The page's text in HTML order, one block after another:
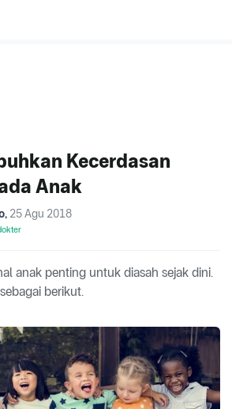
Kecerdasan
Anak
, 25 Agu 2018
anak penting untuk diasah sejak dini.
berikut.